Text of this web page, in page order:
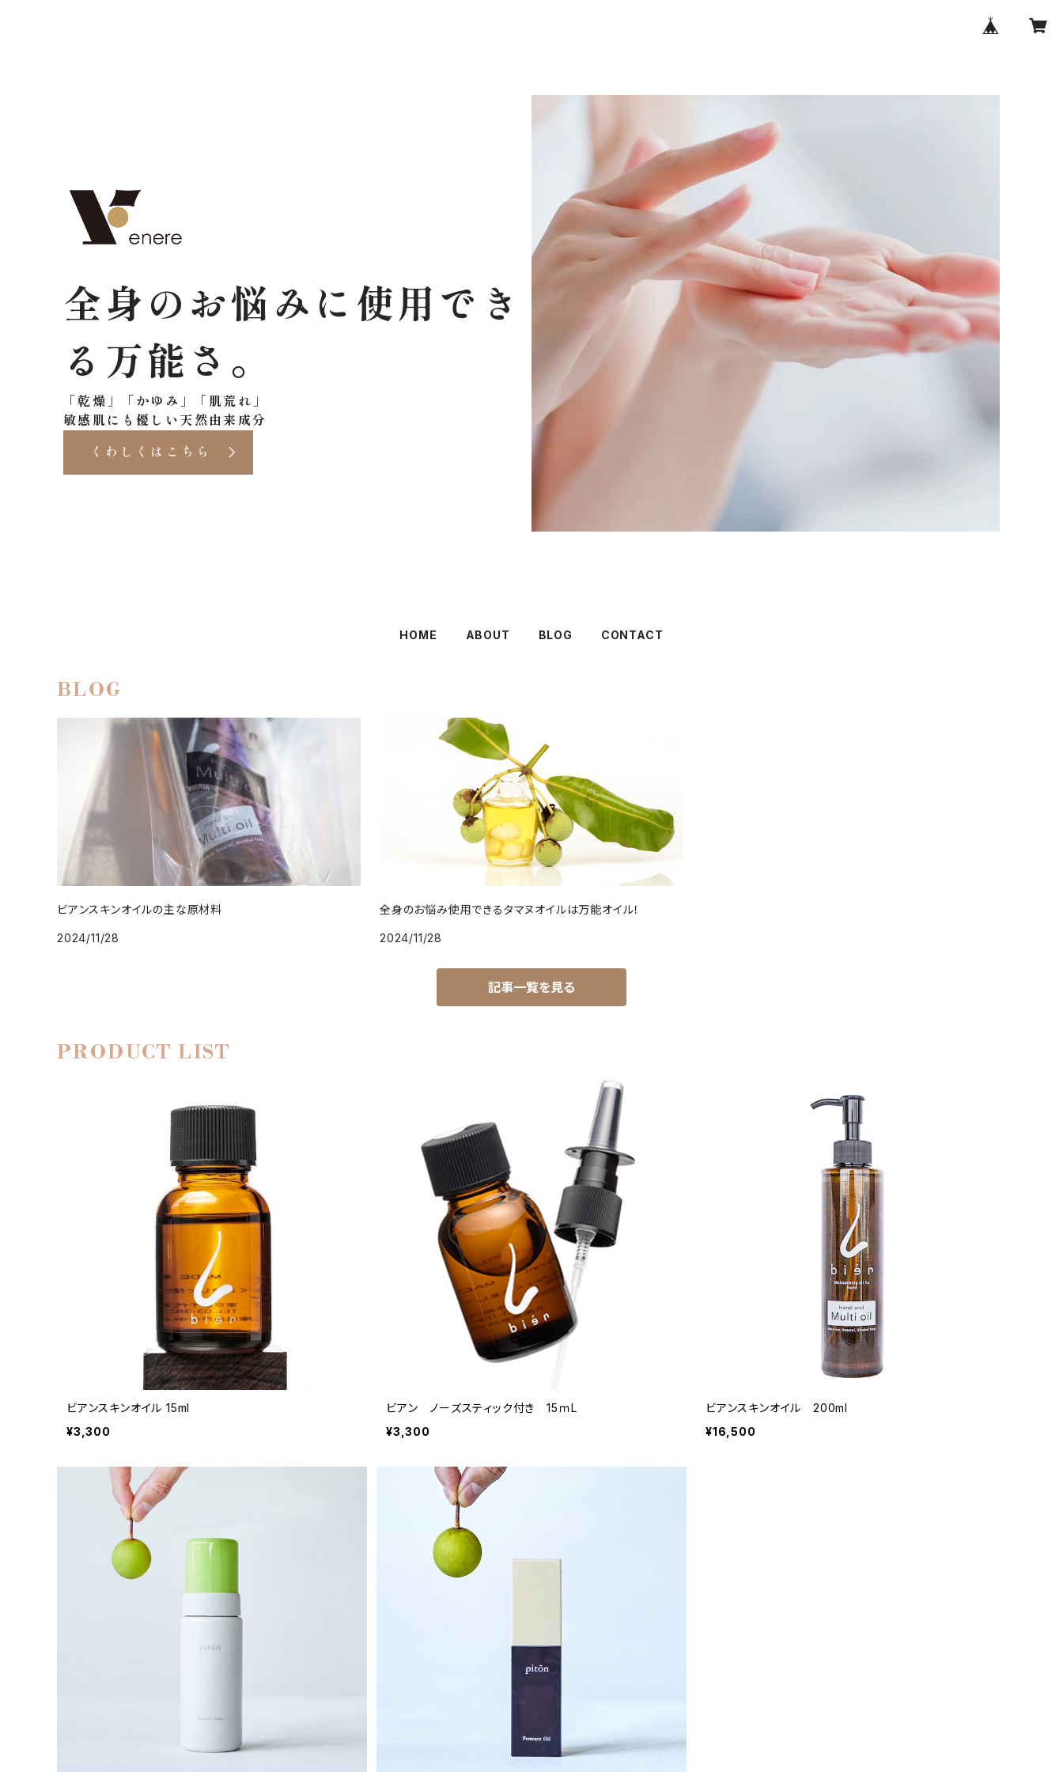
全身のお悩みに使用でき
る万能さ。
「乾燥」「かゆみ」「肌荒れ」
くわしくはこちら
HOME ABOUT BLOG CONTACT
BLOG
ビアンスキンオイルの主な原材料
2024/11/28
全身のお悩み使用できるタマヌオイルは万能オイル！
2024/11/28
記事一覧を見る
PRODUCT LIST
ビアンスキンオイル 15ml
¥3,300
ビアン ノーズスティック付き 15ｍL
¥3,300
ビアンスキンオイル 200ml
¥16,500